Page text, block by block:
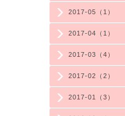
2017-05（1）
2017-04（1）
2017-03（4）
2017-02（2）
2017-01（3）